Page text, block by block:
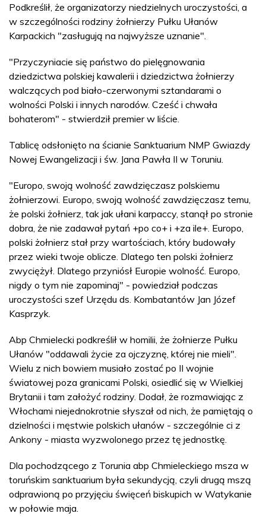
Podkreślił, że organizatorzy niedzielnych uroczystości, a
w szczególności rodziny żołnierzy Pułku Ułanów
Karpackich "zasługują na najwyższe uznanie".
"Przyczyniacie się państwo do pielęgnowania
dziedzictwa polskiej kawalerii i dziedzictwa żołnierzy
walczących pod biało-czerwonymi sztandarami o
wolności Polski i innych narodów. Cześć i chwała
bohaterom" - stwierdził premier w liście.
Tablicę odsłonięto na ścianie Sanktuarium NMP Gwiazdy
Nowej Ewangelizacji i św. Jana Pawła II w Toruniu.
"Europo, swoją wolność zawdzięczasz polskiemu
żołnierzowi. Europo, swoją wolność zawdzięczasz temu,
że polski żołnierz, tak jak ułani karpaccy, stanął po stronie
dobra, że nie zadawał pytań +po co+ i +za ile+. Europo,
polski żołnierz stał przy wartościach, który budowały
przez wieki twoje oblicze. Dlatego ten polski żołnierz
zwyciężył. Dlatego przyniósł Europie wolność. Europo,
nigdy o tym nie zapominaj" - powiedział podczas
uroczystości szef Urzędu ds. Kombatantów Jan Józef
Kasprzyk.
Abp Chmielecki podkreślił w homilii, że żołnierze Pułku
Ułanów "oddawali życie za ojczyznę, której nie mieli".
Wielu z nich bowiem musiało zostać po II wojnie
światowej poza granicami Polski, osiedlić się w Wielkiej
Brytanii i tam założyć rodziny. Dodał, że rozmawiając z
Włochami niejednokrotnie słyszał od nich, że pamiętają o
dzielności i męstwie polskich ułanów - szczególnie ci z
Ankony - miasta wyzwolonego przez tę jednostkę.
Dla pochodzącego z Torunia abp Chmieleckiego msza w
toruńskim sanktuarium była sekundycją, czyli drugą mszą
odprawioną po przyjęciu święceń biskupich w Watykanie
w połowie maja.